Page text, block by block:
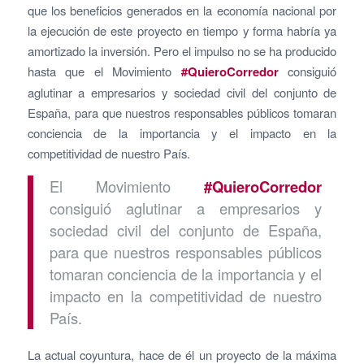
que los beneficios generados en la economía nacional por
la ejecución de este proyecto en tiempo y forma habría ya
amortizado la inversión. Pero el impulso no se ha producido
hasta que el Movimiento #QuieroCorredorconsiguió
aglutinar a empresarios y sociedad civil del conjunto de
España, para que nuestros responsables públicos tomaran
conciencia de la importancia y el impacto en la
competitividad de nuestro País.
El Movimiento #QuieroCorredor
consiguió aglutinar a empresarios y
sociedad civil del conjunto de España,
para que nuestros responsables públicos
tomaran conciencia de la importancia y el
impacto en la competitividad de nuestro
País.
La actual coyuntura, hace de él un proyecto de la máxima